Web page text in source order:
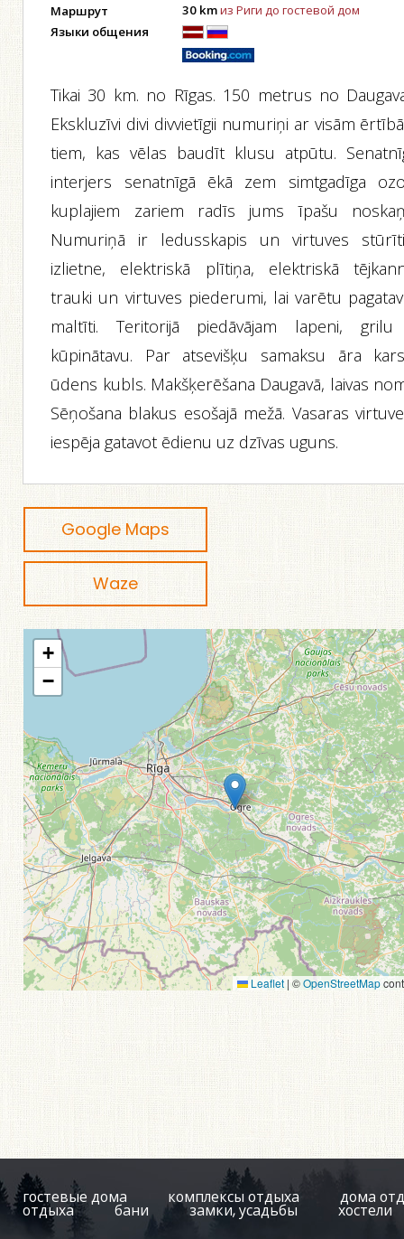
Маршрут 30 kmиз Риги до гостевой дом
Языки общения
Tikai 30 km. no Rīgas. 150 metrus no
Ekskluzīvi divi divvietīgii numuriņi ar visām
tiem, kas vēlas baudīt klusu atpūtu.
interjers senatnīgā ēkā zem simtgadīga
kuplajiem zariem radīs jums īpašu
Numuriņā ir ledusskapis un virtuves
izlietne, elektriskā plītiņa, elektriskā
trauki un virtuves piederumi, lai varētu
maltīti. Teritorijā piedāvājam lapeni,
kūpinātavu. Par atsevišķu samaksu āra
ūdens kubls. Makšķerēšana Daugavā, laivas
Sēņošana blakus esošajā mežā. Vasaras
iespēja gatavot ēdienu uz dzīvas uguns.
Google Maps
Waze
+
−
Leaflet | ©OpenStreetMap
гостевые дома комплексы отдыха дома
отдыха бани замки, усадьбы хостели